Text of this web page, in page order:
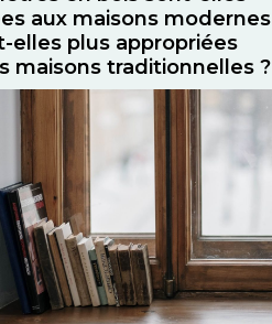
aux maisons modernes
elles plus appropriées
maisons traditionnelles ?